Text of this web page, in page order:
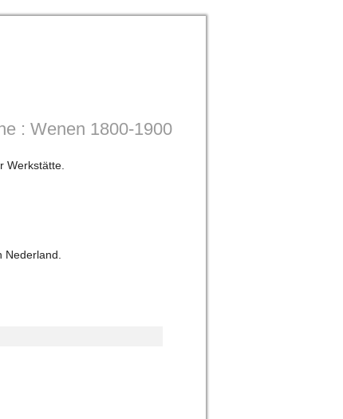
: Wenen 1800-1900
Werkstätte.